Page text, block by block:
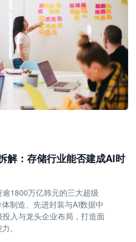
解：存储行业能否建成AI时
1800万亿韩元的三大超级
制造、先进封装与AI数据中
入与龙头企业布局，打造面
。